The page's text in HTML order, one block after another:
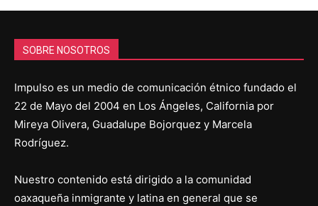
SOBRE NOSOTROS
Impulso es un medio de comunicación étnico fundado el
22 de Mayo del 2004 en Los Ángeles, California por
Mireya Olivera, Guadalupe Bojorquez y Marcela
Rodríguez.
Nuestro contenido está dirigido a la comunidad
oaxaqueña inmigrante y latina en general que se